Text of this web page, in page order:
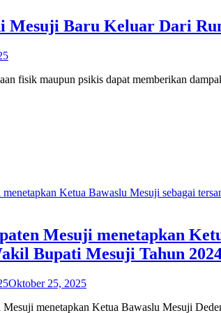
Mesuji Baru Keluar Dari
fisik maupun psikis dapat memberikan
Mesuji menetapkan
Bupati Mesuji Tahun
Oktober 25, 2025
menetapkan Ketua Bawaslu Mesuji